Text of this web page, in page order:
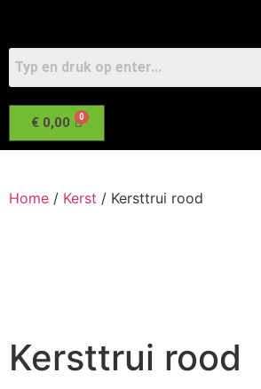
€ 0,00
Home / Kerst / Kersttrui rood
Kersttrui rood